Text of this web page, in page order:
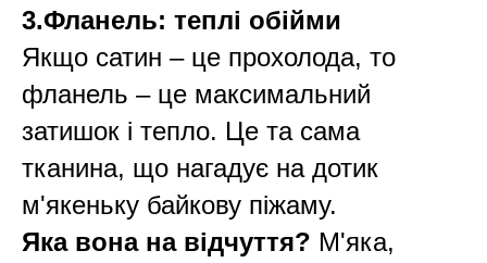
3.Фланель: теплі обійми
Якщо сатин – це прохолода, то
фланель – це максимальний
затишок і тепло. Це та сама
тканина, що нагадує на дотик
м'якеньку байкову піжаму.
Яка вона на відчуття? М'яка,